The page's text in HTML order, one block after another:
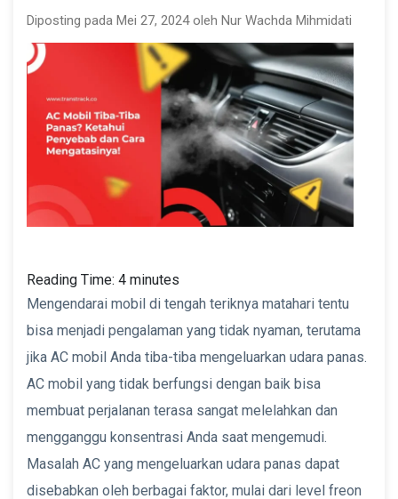
Diposting pada Mei 27, 2024 oleh Nur Wachda Mihmidati
Reading Time: 4 minutes
Mengendarai mobil di tengah teriknya matahari tentu
bisa menjadi pengalaman yang tidak nyaman, terutama
jika AC mobil Anda tiba-tiba mengeluarkan udara panas.
AC mobil yang tidak berfungsi dengan baik bisa
membuat perjalanan terasa sangat melelahkan dan
mengganggu konsentrasi Anda saat mengemudi.
Masalah AC yang mengeluarkan udara panas dapat
disebabkan oleh berbagai faktor, mulai dari level freon